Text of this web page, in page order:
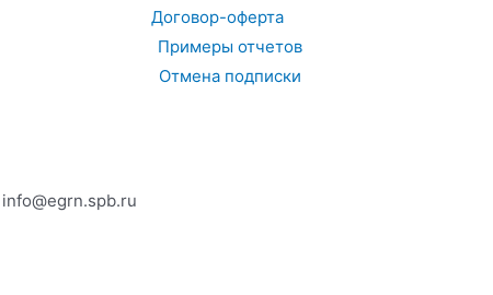
Договор-оферта
Примеры отчетов
Отмена подписки
info@egrn.spb.ru